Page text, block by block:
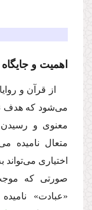
اهمیت و جایگاه
از قرآن و
مى‌شود كه هدف
معنوى و
متعال نامیده
اختیارى مى‌تواند
صورتى كه
«عبادت»